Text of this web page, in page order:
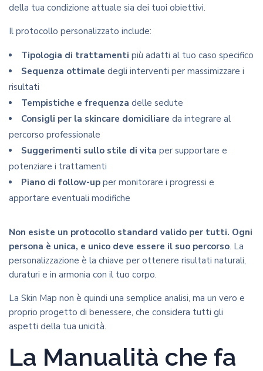
della tua condizione attuale sia dei tuoi obiettivi.
Il protocollo personalizzato include:
Tipologia di trattamenti più adatti al tuo caso specifico
Sequenza ottimale degli interventi per massimizzare i
risultati
Tempistiche e frequenza delle sedute
Consigli per la skincare domiciliare da integrare al
percorso professionale
Suggerimenti sullo stile di vita per supportare e
potenziare i trattamenti
Piano di follow-up per monitorare i progressi e
apportare eventuali modifiche
Non esiste un protocollo standard valido per tutti. Ogni
persona è unica, e unico deve essere il suo percorso. La
personalizzazione è la chiave per ottenere risultati naturali,
duraturi e in armonia con il tuo corpo.
La Skin Map non è quindi una semplice analisi, ma un vero e
proprio progetto di benessere, che considera tutti gli
aspetti della tua unicità.
La Manualità che fa